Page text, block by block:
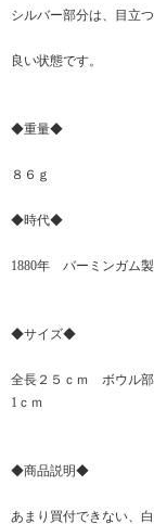
シルバー部分は、目立
良い状態です。
◆重量◆
８６ｇ
◆時代◆
1880年 バーミンガム
◆サイズ◆
全長２５ｃｍ ボウル
1ｃｍ
◆商品説明◆
あまり買付できない、